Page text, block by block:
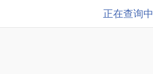
正在查询中